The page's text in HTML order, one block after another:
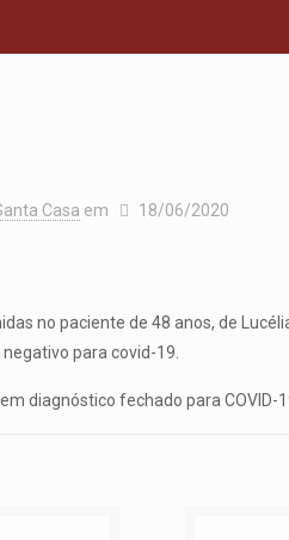
Casa em 18/06/2020
no paciente de 48 anos, de
para covid-19.
diagnóstico fechado para COVID-